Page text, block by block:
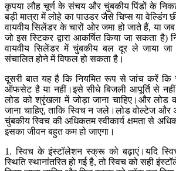
कृपया लौह चूर्ण के संचय और चुंबकीय पिंडों के
बड़ी मात्रा में लोहे का पाउडर जैसे चिप्स या
वायवीय सिलेंडर के चारों ओर जमा हो जाते हैं, या
जो इस स्टिकर द्वारा आकर्षित किया जा सकता है)
वायवीय सिलेंडर में चुंबकीय बल दूर ले जाया
संचालित होने में विफल हो सकता है।
दूसरी बात यह है कि नियमित रूप से जांच करें कि
ऑफसेट है या नहीं।इसे सीधे बिजली आपूर्ति से
लोड को श्रृंखला में जोड़ा जाना चाहिए।और लोड
जाना चाहिए, ताकि स्विच न जले।लोड वोल्टेज और
चुंबकीय स्विच की अधिकतम स्वीकार्य क्षमता से
इसका जीवन बहुत कम हो जाएगा।
1. स्विच के इंस्टॉलेशन स्क्रू को बढ़ाएं।यदि
स्थिति स्थानांतरित हो गई है, तो स्विच को सही